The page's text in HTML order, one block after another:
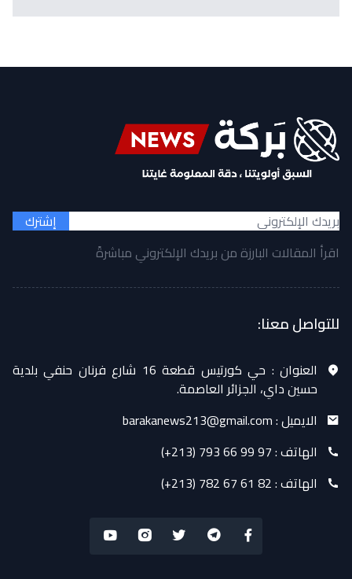
إشترك
اقرأ المقالات البارزة من بريدك الإلكتروني مباشرةً
للتواصل معنا:
العنوان :
حي كورتيس قطعة 16 شارع فرنان حنفي بلدية
حسين داي، الجزائر العاصمة.
الايميل :barakanews213@gmail.com
الهاتف :(+213) 793 66 99 97
الهاتف :(+213) 782 67 61 82